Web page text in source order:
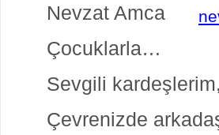
Nevzat Amca
Çocuklarla…
Sevgili kardeşlerim,
Çevrenizde